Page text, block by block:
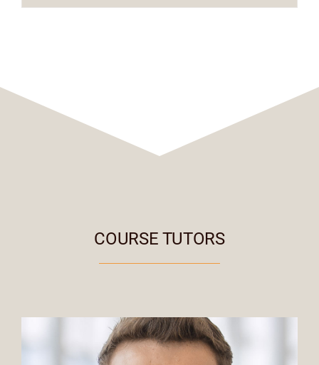
COURSE TUTORS